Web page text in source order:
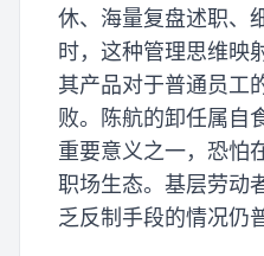
休、海量复盘述职、
时，这种管理思维映
其产品对于普通员工
败。陈航的卸任属自
重要意义之一，恐怕
职场生态。基层劳动
乏反制手段的情况仍